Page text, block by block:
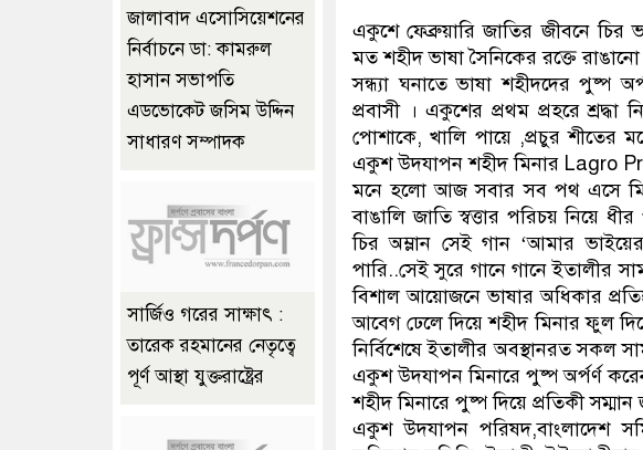
একুশে ফেব্রুয়ারি জাতির জীবনে
মত শহীদ ভাষা সৈনিকের রক্তে
সন্ধ্যা ঘনাতে ভাষা শহীদদের পুষ্প
প্রবাসী । একুশের প্রথম প্রহরে
পোশাকে, খালি পায়ে ,প্রচুর শীতের
একুশ উদযাপন শহীদ মিনার Lagro
মনে হলো আজ সবার সব পথ এসে
বাঙালি জাতি স্বত্তার পরিচয় নিয়ে
চির অম্লান সেই গান ‘আমার
পারি..সেই সুরে গানে গানে ইতালীর
বিশাল আয়োজনে ভাষার অধিকার
আবেগ ঢেলে দিয়ে শহীদ মিনার ফুল
নির্বিশেষে ইতালীর অবস্থানরত সকল
একুশ উদযাপন মিনারে পুষ্প অর্পর্ণ
শহীদ মিনারে পুষ্প দিয়ে প্রতিকী সম্মান
একুশ উদযাপন পরিষদ,বাংলাদেশ
জালাবাদ এসোসিয়েশনের
নির্বাচনে ডা: কামরুল
হাসান সভাপতি
এডভোকেট জসিম উদ্দিন
সাধারণ সম্পাদক
সার্জিও গরের সাক্ষাৎ :
তারেক রহমানের নেতৃত্বে
পূর্ণ আস্থা যুক্তরাষ্ট্রের